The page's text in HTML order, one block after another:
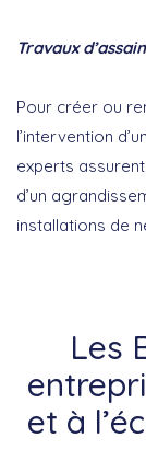
Travaux
Pour créer ou
l’intervention
experts
d’un
installations de
Les
et à